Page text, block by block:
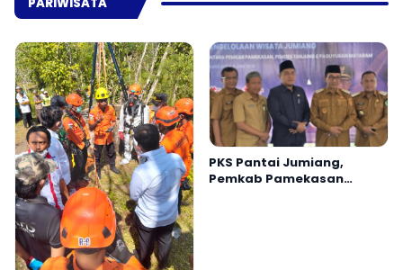
PKS Pantai Jumiang,
Pemkab Pamekasan